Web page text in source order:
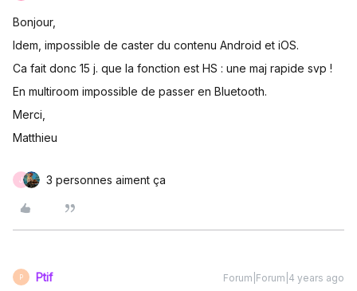
Bonjour,
Idem, impossible de caster du contenu Android et iOS.
Ca fait donc 15 j. que la fonction est HS : une maj rapide svp !
En multiroom impossible de passer en Bluetooth.
Merci,
Matthieu
J 3 personnes aiment ça
P Ptif Forum|Forum|4 years ago